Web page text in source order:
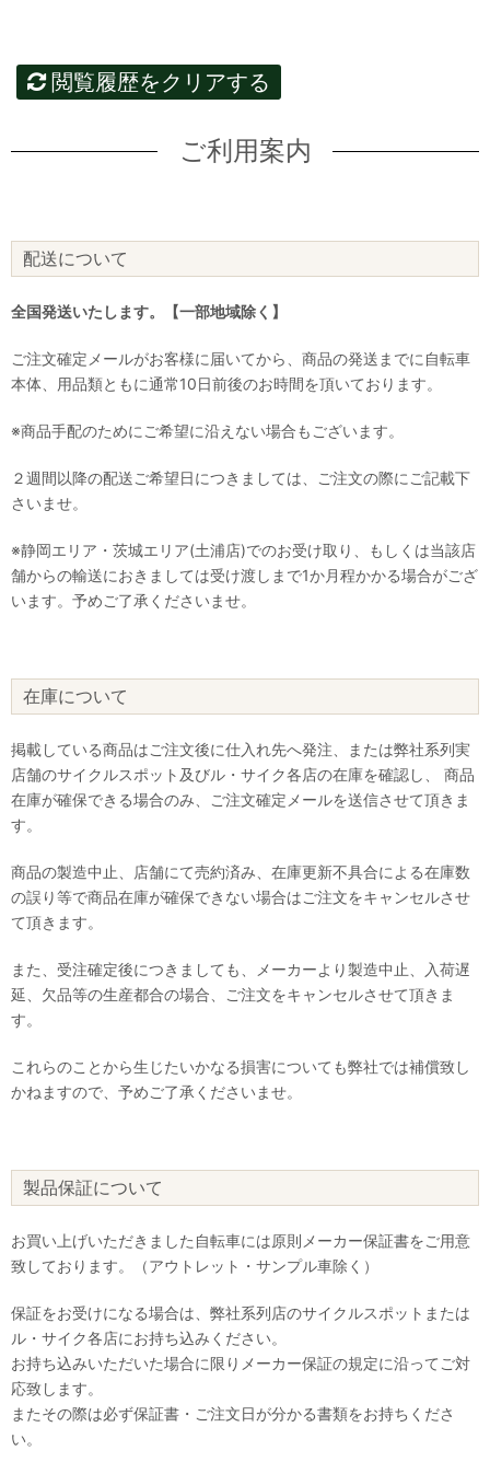
閲覧履歴をクリアする
ご利用案内
配送について
全国発送いたします。【一部地域除く】
ご注文確定メールがお客様に届いてから、商品の発送までに自転車
本体、用品類ともに通常10日前後のお時間を頂いております。
※商品手配のためにご希望に沿えない場合もございます。
２週間以降の配送ご希望日につきましては、ご注文の際にご記載下
さいませ。
※静岡エリア・茨城エリア(土浦店)でのお受け取り、もしくは当該店
舗からの輸送におきましては受け渡しまで1か月程かかる場合がござ
います。予めご了承くださいませ。
在庫について
掲載している商品はご注文後に仕入れ先へ発注、または弊社系列実
店舗のサイクルスポット及びル・サイク各店の在庫を確認し、 商品
在庫が確保できる場合のみ、ご注文確定メールを送信させて頂きま
す。
商品の製造中止、店舗にて売約済み、在庫更新不具合による在庫数
の誤り等で商品在庫が確保できない場合はご注文をキャンセルさせ
て頂きます。
また、受注確定後につきましても、メーカーより製造中止、入荷遅
延、欠品等の生産都合の場合、ご注文をキャンセルさせて頂きま
す。
これらのことから生じたいかなる損害についても弊社では補償致し
かねますので、予めご了承くださいませ。
製品保証について
お買い上げいただきました自転車には原則メーカー保証書をご用意
致しております。（アウトレット・サンプル車除く）
保証をお受けになる場合は、弊社系列店のサイクルスポットまたは
ル・サイク各店にお持ち込みください。
お持ち込みいただいた場合に限りメーカー保証の規定に沿ってご対
応致します。
またその際は必ず保証書・ご注文日が分かる書類をお持ちくださ
い。